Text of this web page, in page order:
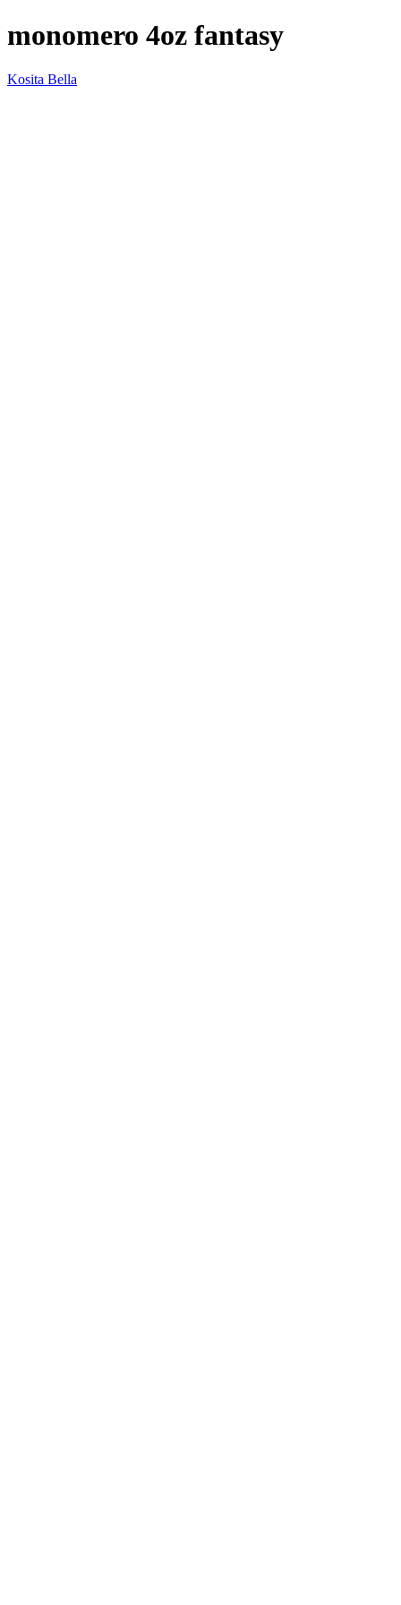
monomero 4oz fantasy
Kosita Bella